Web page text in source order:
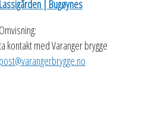
Lassigården | Bugøynes
Omvisning:
kontakt med Varanger brygge
post@varangerbrygge.no